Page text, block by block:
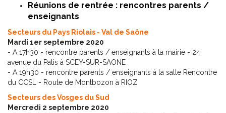
Réunions de rentrée : rencontres parents /
enseignants
Secteurs du Pays Riolais - Val de Saône
Mardi 1er septembre 2020
- A 17h30 - rencontre parents / enseignants à la mairie - 24
avenue du Patis à SCEY-SUR-SAONE
- A 19h30 - rencontre parents / enseignants à la salle Rencontre
du CCSL - Route de Montbozon à RIOZ
Secteurs des Vosges du Sud
Mercredi 2 septembre 2020